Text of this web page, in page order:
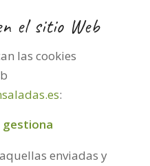
el sitio Web
las cookies
:
gestiona
enviadas y